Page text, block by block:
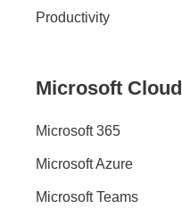
Productivity
Microsoft Cloud
Microsoft 365
Microsoft Azure
Microsoft Teams